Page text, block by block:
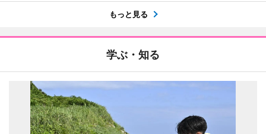
もっと見る
学ぶ・知る